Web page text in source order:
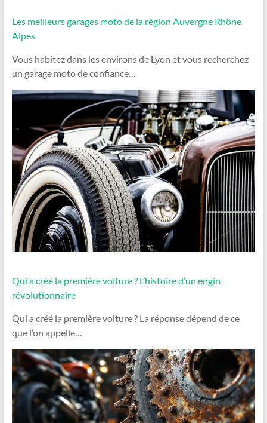
Les meilleurs garages moto de la région Auvergne Rhône
Alpes
Vous habitez dans les environs de Lyon et vous recherchez
un garage moto de confiance…
Qui a créé la première voiture ? L’histoire d’un engin
révolutionnaire
Qui a créé la première voiture ? La réponse dépend de ce
que l’on appelle…